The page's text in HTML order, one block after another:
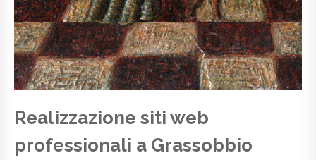
Realizzazione siti web
professionali a Grassobbio